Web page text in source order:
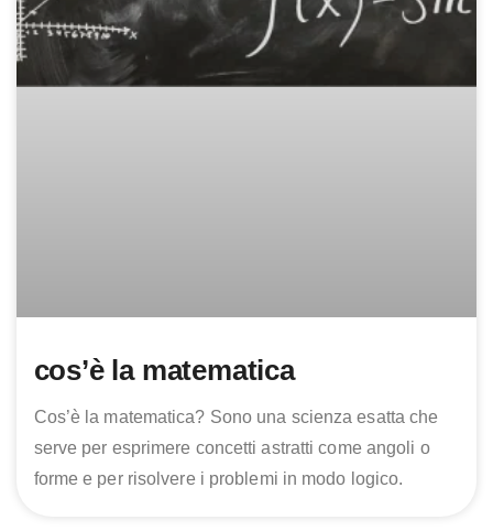
cos’è la matematica
Cos’è la matematica? Sono una scienza esatta che
serve per esprimere concetti astratti come angoli o
forme e per risolvere i problemi in modo logico.